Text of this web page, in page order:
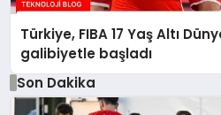
Türkiye, FIBA 17 Yaş Altı
galibiyetle başladı
Son Dakika